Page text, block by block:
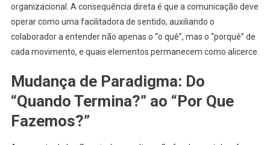
organizacional. A consequência direta é que a comunicação deve
operar como uma facilitadora de sentido, auxiliando o
colaborador a entender não apenas o “o quê”, mas o “porquê” de
cada movimento, e quais elementos permanecem como alicerce.
Mudança de Paradigma: Do
“Quando Termina?” ao “Por Que
Fazemos?”